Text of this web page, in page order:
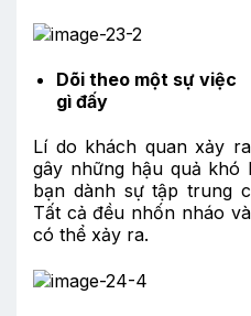
Dõi theo một sự việc
gì đấy
Lí do khách quan xảy
gây những hậu quả khó
bạn dành sự tập trung
Tất cả đều nhốn nháo
có thể xảy ra.